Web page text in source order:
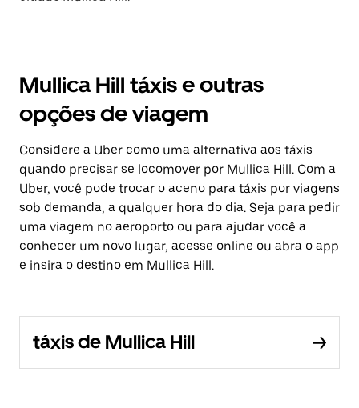
Mullica Hill táxis e outras
opções de viagem
Considere a Uber como uma alternativa aos táxis
quando precisar se locomover por Mullica Hill. Com a
Uber, você pode trocar o aceno para táxis por viagens
sob demanda, a qualquer hora do dia. Seja para pedir
uma viagem no aeroporto ou para ajudar você a
conhecer um novo lugar, acesse online ou abra o app
e insira o destino em Mullica Hill.
táxis de Mullica Hill